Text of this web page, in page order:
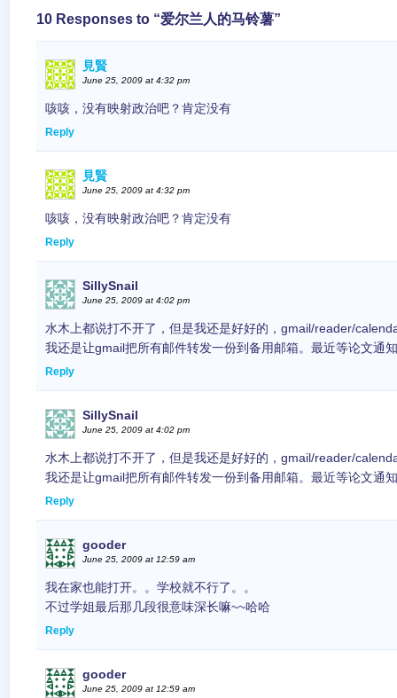
10 Responses to “爱尔兰人的马铃薯”
見賢
June 25, 2009 at 4:32 pm
咳咳，没有映射政治吧？肯定没有
Reply
見賢
June 25, 2009 at 4:32 pm
咳咳，没有映射政治吧？肯定没有
Reply
SillySnail
June 25, 2009 at 4:02 pm
水木上都说打不开了，但是我还是好好的，gmail/reader/
我还是让gmail把所有邮件转发一份到备用邮箱。最近等论文通
Reply
SillySnail
June 25, 2009 at 4:02 pm
水木上都说打不开了，但是我还是好好的，gmail/reader/
我还是让gmail把所有邮件转发一份到备用邮箱。最近等论文通
Reply
gooder
June 25, 2009 at 12:59 am
我在家也能打开。。学校就不行了。。
不过学姐最后那几段很意味深长嘛~~哈哈
Reply
gooder
June 25, 2009 at 12:59 am